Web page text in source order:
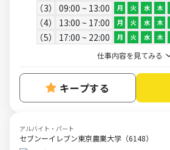
3 09:00 ~ 13:00 月 火 水 木
4 13:00 ~ 17:00 月 火 水 木
5 17:00 ~ 22:00 月 火 水 木
仕事内容を見てみる
キープする
アルバイト・パート
セブンーイレブン東京農業大学（6148）